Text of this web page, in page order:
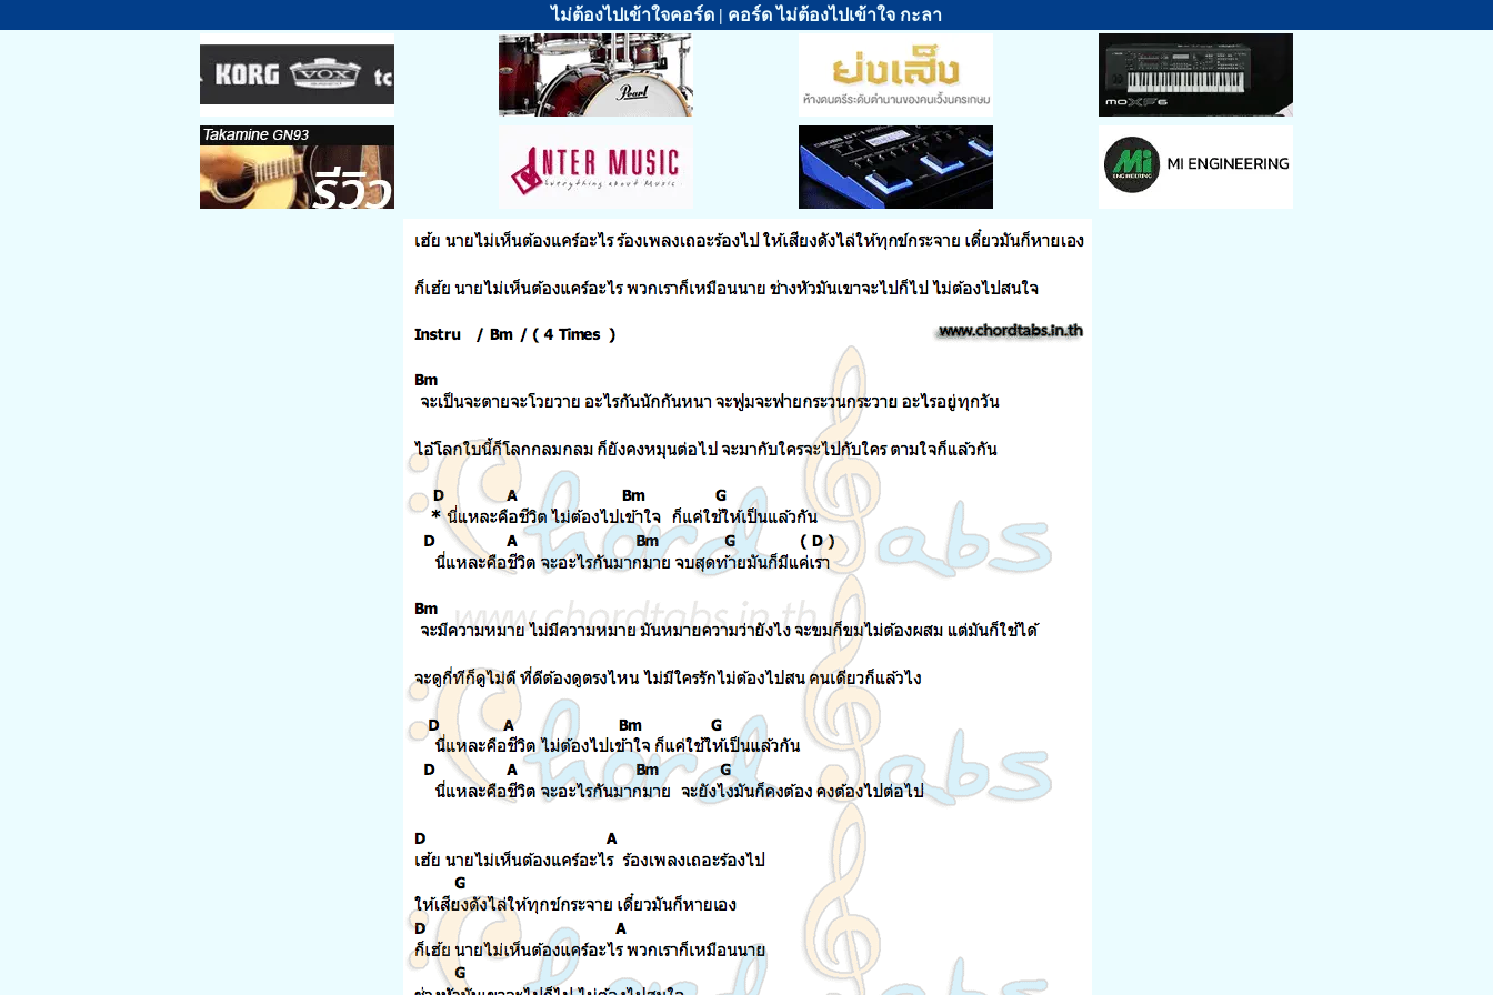
ไม่ต้องไปเข้าใจคอร์ด | คอร์ด ไม่ต้องไปเข้าใจ กะลา